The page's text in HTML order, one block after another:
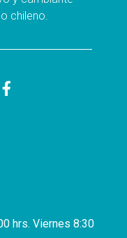
chileno.
hrs. Viernes 8:30